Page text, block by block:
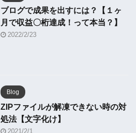
ブログで成果を出すには？【１ヶ
月で収益〇桁達成！って本当？】
2022/2/23
Blog
ZIPファイルが解凍できない時の対
処法【文字化け】
2021/2/1